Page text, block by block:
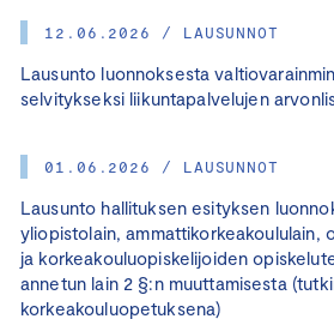
12.06.2026 / LAUSUNNOT
Lausunto luonnoksesta
selvitykseksi liikuntapalvelujen
01.06.2026 / LAUSUNNOT
Lausunto hallituksen esityksen
yliopistolain, ammattikorkeakoululain,
ja korkeakouluopiskelijoiden
annetun lain 2 §:n muuttamisesta
korkeakouluopetuksena)